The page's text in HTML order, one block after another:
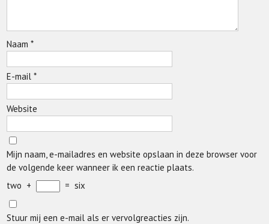
Naam*
E-mail*
Website
Mijn naam, e-mailadres en website opslaan in deze browser voor
de volgende keer wanneer ik een reactie plaats.
two + = six
Stuur mij een e-mail als er vervolgreacties zijn.